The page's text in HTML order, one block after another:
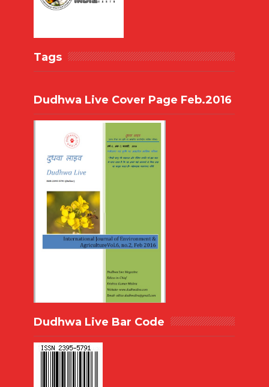
Tags
Dudhwa Live Cover Page Feb.2016
Dudhwa Live Bar Code